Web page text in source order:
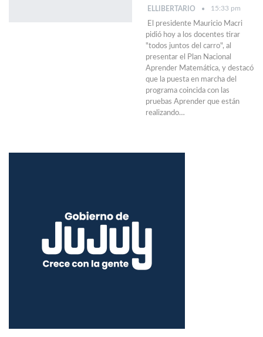
ELLIBERTARIO 15:33 pm
El presidente Mauricio Macri
pidió hoy a los docentes tirar
"todos juntos del carro", al
presentar el Plan Nacional
Aprender Matemática, y destacó
que la puesta en marcha del
programa coincida con las
pruebas Aprender que están
realizando…